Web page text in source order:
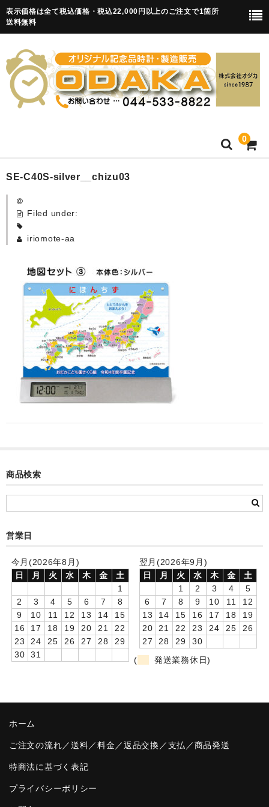
表示価格は全て税込価格・税込22,000円以上のご注文で1箇所
送料無料
0
HOME
卒園記念品
カード付フォトフレームクロック(集合)
目覚まし時計(集合＋個別)
メロディ時計(集合)
音声時計(集合)
目覚まし時計(個別)
お絵かきギャラリープラス(絵＋個別)
制服メモリー
自作オリジナル時計
園や先生への贈り物
卒業記念品
音声入りフォトフレームクロック(集合)
音声入りフォトフレームクロック(校歌)
制服メモリー
SE-C40S-silver__chizu03
Filed under:
iriomote-aa
商品検索
営業日
今月(2026年8月)
日
月 火 水 木 金
土
1
2
3 4 5 6 7
8
9
10 11 12 13 14
15
16
17 18 19 20 21
22
23
24 25 26 27 28
29
30
31
翌月(2026年9月)
日
月 火 水 木 金
土
1
2 3 4
5
6
7 8 9 10 11
12
13
14 15 16 17 18
19
20
21 22 23 24 25
26
27
28 29
30
(
発送業務休日)
ホーム
ご注文の流れ／送料／料金／返品交換／支払／商品発送
特商法に基づく表記
プライバシーポリシー